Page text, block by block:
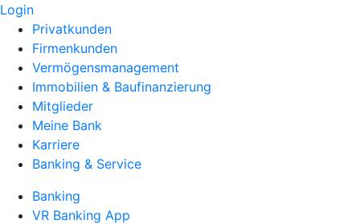
Login
Privatkunden
Firmenkunden
Vermögensmanagement
Immobilien & Baufinanzierung
Mitglieder
Meine Bank
Karriere
Banking & Service
Banking
VR Banking App